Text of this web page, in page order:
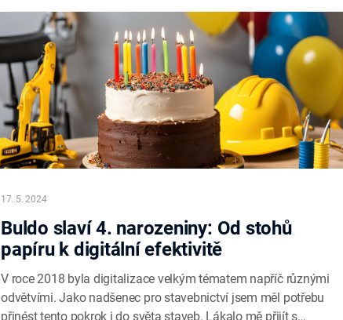
17. 5. 2024
Buldo slaví 4. narozeniny: Od stohů
papíru k digitální efektivitě
V roce 2018 byla digitalizace velkým tématem napříč různými
odvětvími. Jako nadšenec pro stavebnictví jsem měl potřebu
přinést tento pokrok i do světa staveb. Lákalo mě přijít s